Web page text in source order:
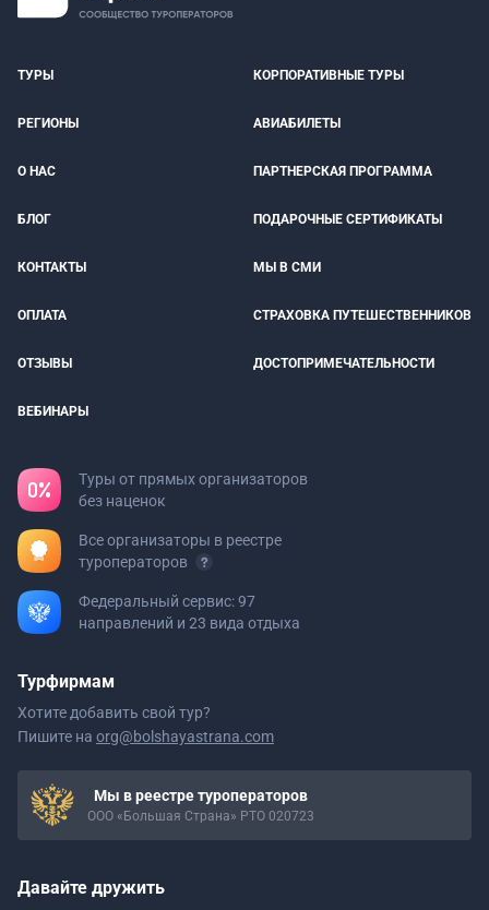
ТУРЫ КОРПОРАТИВНЫЕ ТУРЫ
РЕГИОНЫ АВИАБИЛЕТЫ
О НАС ПАРТНЕРСКАЯ ПРОГРАММА
БЛОГ ПОДАРОЧНЫЕ СЕРТИФИКАТЫ
КОНТАКТЫ МЫ В СМИ
ОПЛАТА СТРАХОВКА ПУТЕШЕСТВЕННИКОВ
ОТЗЫВЫ ДОСТОПРИМЕЧАТЕЛЬНОСТИ
ВЕБИНАРЫ
Туры от прямых организаторов
без наценок
Все организаторы в реестре
туроператоров
Федеральный сервис: 97
направлений и 23 вида отдыха
Турфирмам
Хотите добавить свой тур?
Пишите на org@bolshayastrana.com
Мы в реестре туроператоров
ООО «Большая Страна» РТО 020723
Давайте дружить